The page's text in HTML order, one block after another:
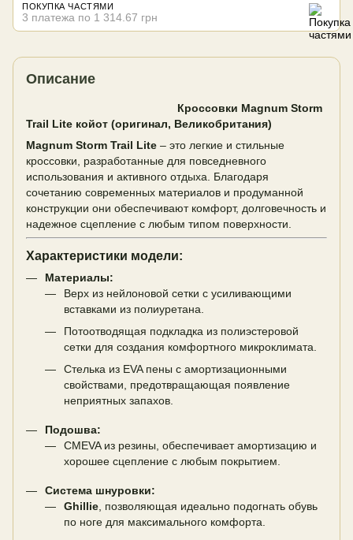
ПОКУПКА ЧАСТЯМИ
3 платежа по 1 314.67 грн
Описание
Кроссовки Magnum Storm
Trail Lite койот (оригинал, Великобритания)
Magnum Storm Trail Lite – это легкие и стильные
кроссовки, разработанные для повседневного
использования и активного отдыха. Благодаря
сочетанию современных материалов и продуманной
конструкции они обеспечивают комфорт, долговечность и
надежное сцепление с любым типом поверхности.
Характеристики модели:
Материалы:
Верх из нейлоновой сетки с усиливающими
вставками из полиуретана.
Потоотводящая подкладка из полиэстеровой
сетки для создания комфортного микроклимата.
Стелька из EVA пены с амортизационными
свойствами, предотвращающая появление
неприятных запахов.
Подошва:
CMEVA из резины, обеспечивает амортизацию и
хорошее сцепление с любым покрытием.
Система шнуровки:
Ghillie , позволяющая идеально подогнать обувь
по ноге для максимального комфорта.